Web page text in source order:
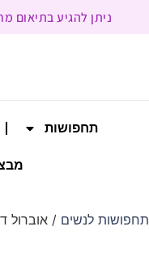
ניתן להגיע בתיאום מראש | בשעות הפעילות 9:00 עד
תחפושות
תחפושות לנשים / אוברול